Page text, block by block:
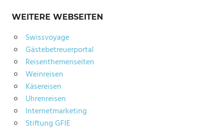
WEITERE WEBSEITEN
Swissvoyage
Gästebetreuerportal
Reisenthemenseiten
Weinreisen
Käsereisen
Uhrenreisen
Internetmarketing
Stiftung GFIE